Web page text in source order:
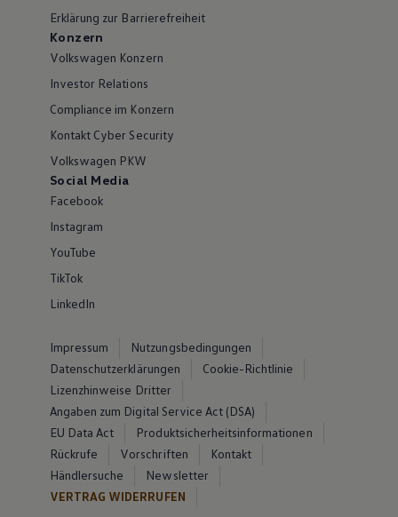
Erklärung zur Barrierefreiheit
Konzern
Volkswagen Konzern
Investor Relations
Compliance im Konzern
Kontakt Cyber Security
Volkswagen PKW
Social Media
Facebook
Instagram
YouTube
TikTok
LinkedIn
Impressum
Nutzungsbedingungen
Datenschutzerklärungen
Cookie-Richtlinie
Lizenzhinweise Dritter
Angaben zum Digital Service Act (DSA)
EU Data Act
Produktsicherheitsinformationen
Rückrufe
Vorschriften
Kontakt
Händlersuche
Newsletter
VERTRAG WIDERRUFEN